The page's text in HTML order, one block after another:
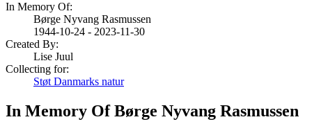
In Memory Of:
Børge Nyvang Rasmussen
1944-10-24 - 2023-11-30
Created By:
Lise Juul
Collecting for:
Støt Danmarks natur
In Memory Of Børge Nyvang Rasmussen